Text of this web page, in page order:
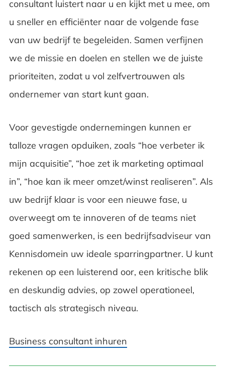
consultant luistert naar u en kijkt met u mee, om
u sneller en efficiënter naar de volgende fase
van uw bedrijf te begeleiden. Samen verfijnen
we de missie en doelen en stellen we de juiste
prioriteiten, zodat u vol zelfvertrouwen als
ondernemer van start kunt gaan.
Voor gevestigde ondernemingen kunnen er
talloze vragen opduiken, zoals “hoe verbeter ik
mijn acquisitie”, “hoe zet ik marketing optimaal
in”, “hoe kan ik meer omzet/winst realiseren”. Als
uw bedrijf klaar is voor een nieuwe fase, u
overweegt om te innoveren of de teams niet
goed samenwerken, is een bedrijfsadviseur van
Kennisdomein uw ideale sparringpartner. U kunt
rekenen op een luisterend oor, een kritische blik
en deskundig advies, op zowel operationeel,
tactisch als strategisch niveau.
Business consultant inhuren